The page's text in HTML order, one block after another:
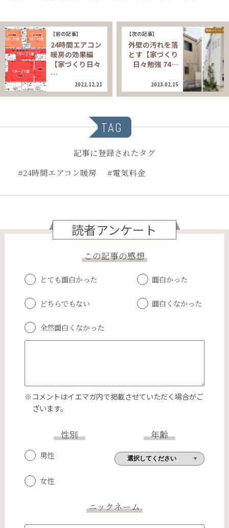
【前の記事】
24時間エアコン
暖房の効果編
【家づくり日々
…
2022.12.21
【次の記事】
外壁の汚れを落
とす【家づくり
日々勉強 74…
2023.02.15
TAG
記事に登録されたタグ
#24時間エアコン暖房
#電気料金
読者アンケート
この記事の感想
とても面白かった 面白かった
どちらでもない 面白くなかった
全然面白くなかった
※コメントはイエマガ内で掲載させていただく場合がご
ざいます。
性別
男性
女性
年齢
ニックネーム